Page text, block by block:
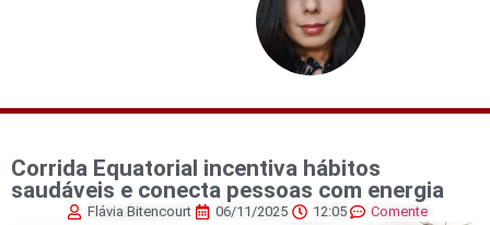
Corrida Equatorial incentiva hábitos
saudáveis e conecta pessoas com energia
Flávia Bitencourt 06/11/2025 12:05 Comente